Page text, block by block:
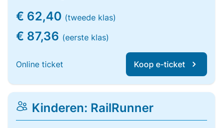
€ 62,40 (tweede klas)
€ 87,36 (eerste klas)
Online ticket Koop e-ticket
Kinderen: RailRunner